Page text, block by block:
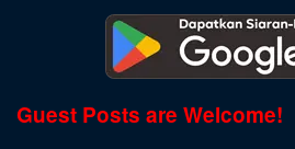
Guest Posts are Welcome!